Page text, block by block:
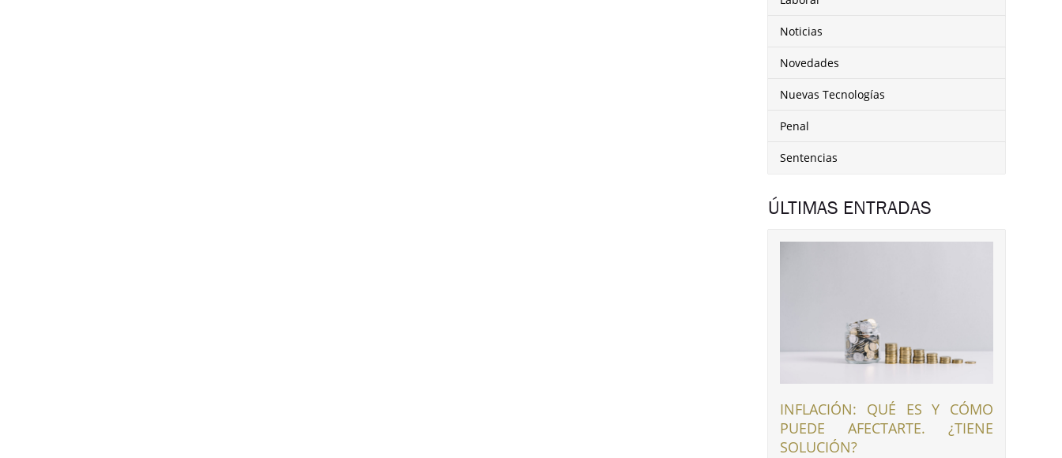
Noticias
Novedades
Nuevas Tecnologías
Penal
Sentencias
ÚLTIMAS ENTRADAS
INFLACIÓN: QUÉ ES Y CÓMO
PUEDE AFECTARTE. ¿TIENE
SOLUCIÓN?